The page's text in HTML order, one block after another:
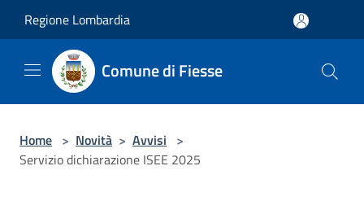
Regione Lombardia
Comune di Fiesse
Home > Novità > Avvisi >
Servizio dichiarazione ISEE 2025